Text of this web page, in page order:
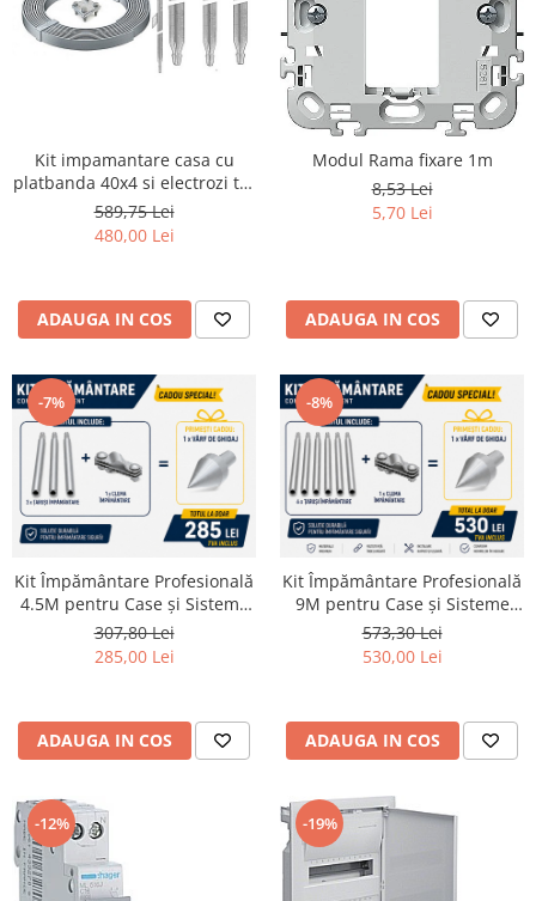
Kit impamantare casa cu
platbanda 40x4 si electrozi tip
cruce 4x1M
589,75 Lei
480,00 Lei
ADAUGA IN COS
Modul Rama fixare 1m
8,53 Lei
5,70 Lei
ADAUGA IN COS
-7%
Kit Împământare Profesională
4.5M pentru Case și Sisteme
Fotovoltaice
307,80 Lei
285,00 Lei
ADAUGA IN COS
-8%
Kit Împământare Profesională
9M pentru Case și Sisteme
Fotovoltaice
573,30 Lei
530,00 Lei
ADAUGA IN COS
-12% -19%